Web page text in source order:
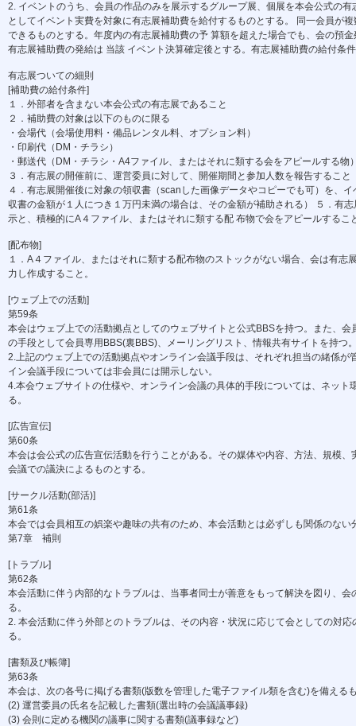
2. イベントのうち、会員の作品のみを展示するグループ展、個展を本会公式の
としてイベント実費を対象に有志展補助費を給付するものとする。 同一会員が
できるものとする。年度内の有志展補助費の予 算額を超えた場合でも、会の預
有志展補助費の発給は 当該 イベント決算確定後とする。有志展補助費の給付条
有志展ついての細則
[補助費の給付条件]
１．外部者を含まない本会公式の有志展であること
２．補助費の対象は以下のものに限る
・会場代（会場使用料・備品レンタル料、オプション料）
・印刷代（DM・チラシ）
・郵送代（DM・チラシ・A4ファイル、またはそれに類する会をアピールする物
３．有志展の開催前に、運営委員に対して、開催期間と参加人数を報告すること
４．有志展開催後に対象の領収書（scanした画像データやコピーでも可）を、
収書の金額が１人につき１万円未満の場合は、その金額が補助される） ５．有
示と、積極的にA４ファイル、またはそれに類する配 布物で会をアピールするこ
[配布物]
１．A４ファイル、またはそれに類する配布物のストックがない場合、会は有志
力し作成すること。
[ウェブ上での活動]
第59条
本会はウェブ上での活動拠点としてのウェブサイトと公式BBSを持つ。また、
の手段として会員専用BBS(裏BBS)、メーリングリスト、情報共有サイトを持つ
2.上記のウェブ上での活動拠点やオンライン会議手段は、それぞれ担当の緒係
イン会議手段については非会員には開示しない。
4.本会ウェブサイトの仕様や、オンライン会議の具体的手段については、ネッ
る。
[広告宣伝]
第60条
本会は会公式の広告宣伝活動を行うことがある。その媒体や内容、方法、規模
会議での議決によるものとする。
[サークル活動(部活)]
第61条
本会では会員相互の娯楽や趣味の共有のため、本会活動とは必ずしも関係のな
第7章 補則
[トラブル]
第62条
本会活動に伴う内部的なトラブルは、当事者同士が善意をもって解決を図り、
る。
2. 本会活動に伴う外部とのトラブルは、その内容・状況に応じて会としての対
る。
[書類及び帳簿]
第63条
本会は、次の各号に掲げる書類(版数を管理した電子ファイル類を含む)を備える
(2) 運営委員の氏名を記載した書類(選出時の会議議事録)
(3) 会則に定める機関の議事に関する書類(議事録など)